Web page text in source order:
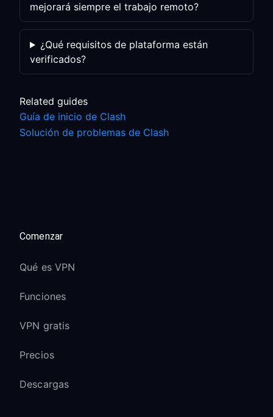
mejorará siempre el trabajo remoto?
¿Qué requisitos de plataforma están
verificados?
Related guides
Guía de inicio de Clash
Solución de problemas de Clash
Comenzar
Qué es VPN
Funciones
VPN gratis
Precios
Descargas